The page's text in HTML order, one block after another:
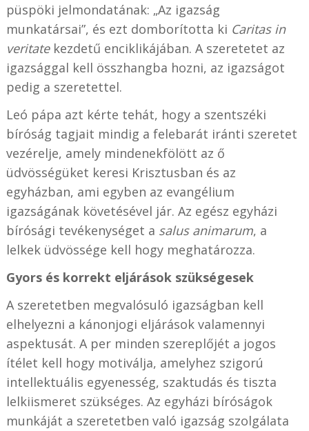
püspöki jelmondatának: „Az igazság
munkatársai”, és ezt domborította ki Caritas in
veritatekezdetű enciklikájában. A szeretetet az
igazsággal kell összhangba hozni, az igazságot
pedig a szeretettel.
Leó pápa azt kérte tehát, hogy a szentszéki
bíróság tagjait mindig a felebarát iránti szeretet
vezérelje, amely mindenekfölött az ő
üdvösségüket keresi Krisztusban és az
egyházban, ami egyben az evangélium
igazságának követésével jár. Az egész egyházi
bírósági tevékenységet a salus animarum, a
lelkek üdvössége kell hogy meghatározza.
Gyors és korrekt eljárások szükségesek
A szeretetben megvalósuló igazságban kell
elhelyezni a kánonjogi eljárások valamennyi
aspektusát. A per minden szereplőjét a jogos
ítélet kell hogy motiválja, amelyhez szigorú
intellektuális egyenesség, szaktudás és tiszta
lelkiismeret szükséges. Az egyházi bíróságok
munkáját a szeretetben való igazság szolgálata